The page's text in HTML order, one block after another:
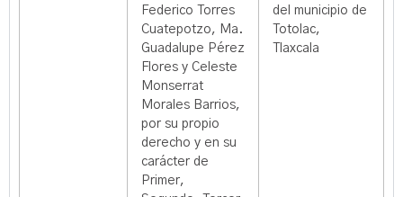
Federico Torres
Cuatepotzo, Ma.
Guadalupe Pérez
Flores y Celeste
Monserrat
Morales Barrios,
por su propio
derecho y en su
carácter de
Primer,
del municipio de
Totolac,
Tlaxcala